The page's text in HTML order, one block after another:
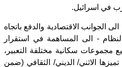
في اسرائيل.
الجوانب الاقتصادية والدفع باتجاه
- الى المساهمة في استقرار
مجموعات سكانية مختلفة التعبير،
الاثني/ الديني/ الثقافي (ضمن